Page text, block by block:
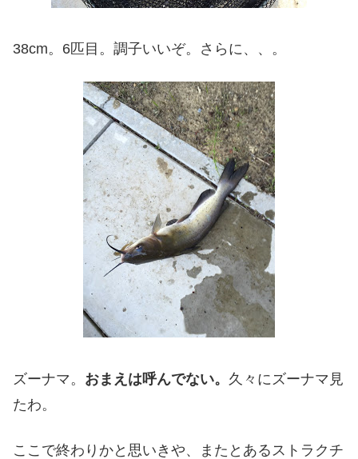
38cm。6匹目。調子いいぞ。さらに、、。
ズーナマ。 おまえは呼んでない。 久々にズーナマ見
たわ。
ここで終わりかと思いきや、またとあるストラクチ